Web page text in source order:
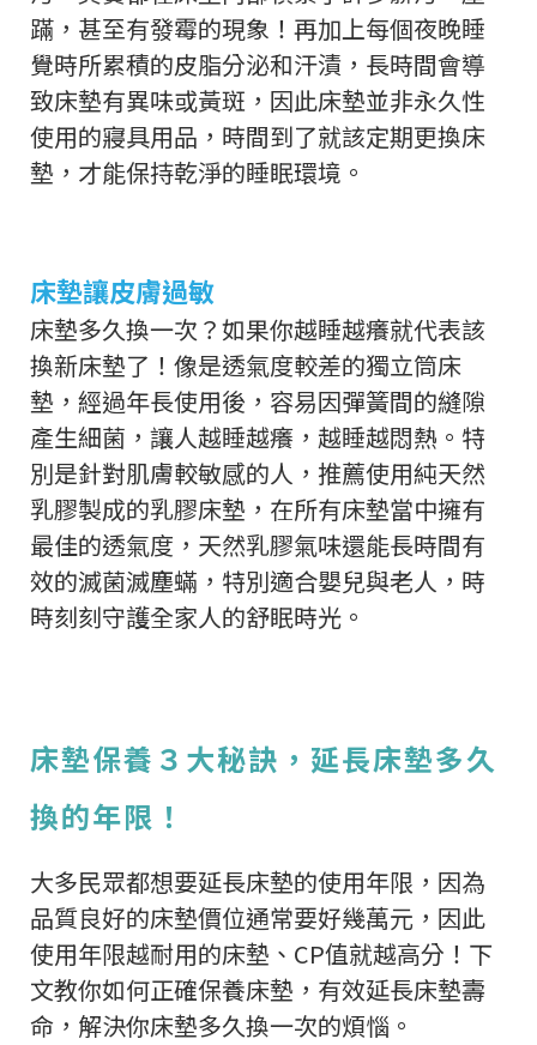
蹣，甚至有發霉的現象！再加上每個夜晚睡
覺時所累積的皮脂分泌和汗漬，長時間會導
致床墊有異味或黃斑，因此床墊並非永久性
使用的寢具用品，時間到了就該定期更換床
墊，才能保持乾淨的睡眠環境。
床墊讓皮膚過敏
床墊多久換一次？如果你越睡越癢就代表該
換新床墊了！像是透氣度較差的獨立筒床
墊，經過年長使用後，容易因彈簧間的縫隙
產生細菌，讓人越睡越癢，越睡越悶熱。特
別是針對肌膚較敏感的人，推薦使用純天然
乳膠製成的乳膠床墊，在所有床墊當中擁有
最佳的透氣度，天然乳膠氣味還能長時間有
效的滅菌滅塵蟎，特別適合嬰兒與老人，時
時刻刻守護全家人的舒眠時光。
床墊保養３大秘訣，延長床墊多久
換的年限！
大多民眾都想要延長床墊的使用年限，因為
品質良好的床墊價位通常要好幾萬元，因此
使用年限越耐用的床墊、CP值就越高分！下
文教你如何正確保養床墊，有效延長床墊壽
命，解決你床墊多久換一次的煩惱。